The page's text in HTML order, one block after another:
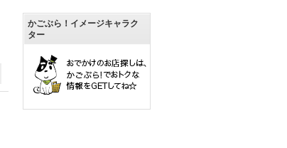
かごぶら！イメージキャラク
ター